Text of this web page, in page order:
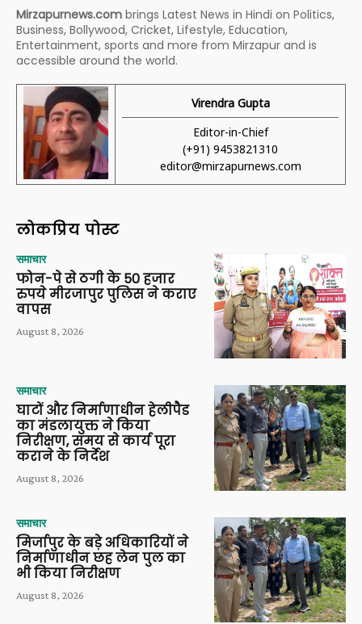
Mirzapurnews.com brings Latest News in Hindi on Politics,
Business, Bollywood, Cricket, Lifestyle, Education,
Entertainment, sports and more from Mirzapur and is
accessible around the world.
Virendra Gupta
Editor-in-Chief
(+91) 9453821310
editor@mirzapurnews.com
लोकप्रिय पोस्ट
समाचार
फोन-पे से ठगी के 50 हजार
रुपये मीरजापुर पुलिस ने कराए
वापस
August 8, 2026
समाचार
घाटों और निर्माणाधीन हेलीपैड
का मंडलायुक्त ने किया
निरीक्षण, समय से कार्य पूरा
कराने के निर्देश
August 8, 2026
समाचार
मिर्जापुर के बड़े अधिकारियों ने
निर्माणाधीन छह लेन पुल का
भी किया निरीक्षण
August 8, 2026